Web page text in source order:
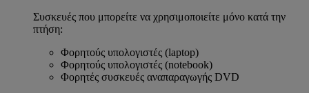
Συσκευές που μπορείτε να χρησιμοποιείτε μόνο κατά την
πτήση:
Φορητούς υπολογιστές (laptop)
Φορητούς υπολογιστές (notebook)
Φορητές συσκευές αναπαραγωγής DVD